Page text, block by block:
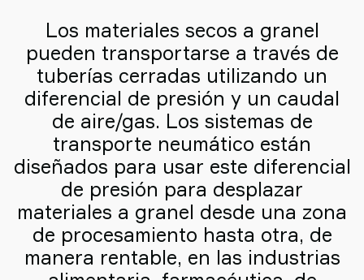
Los materiales secos a granel
pueden transportarse a través de
tuberías cerradas utilizando un
diferencial de presión y un caudal
de aire/gas. Los sistemas de
transporte neumático están
diseñados para usar este diferencial
de presión para desplazar
materiales a granel desde una zona
de procesamiento hasta otra, de
manera rentable, en las industrias